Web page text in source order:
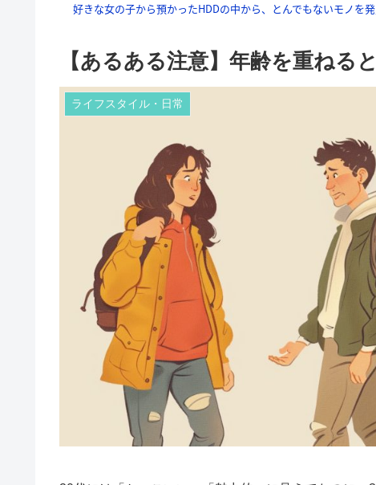
【あるある注意】年齢を重ねる
ライフスタイル・日常